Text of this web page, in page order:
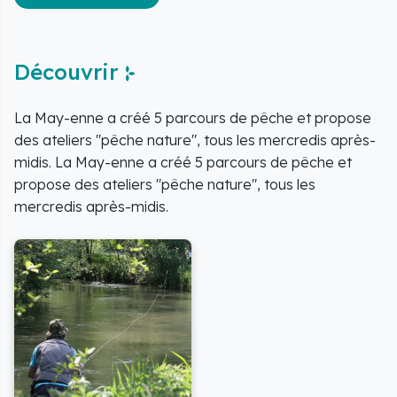
Découvrir
La May-enne a créé 5 parcours de pêche et propose
des ateliers "pêche nature", tous les mercredis après-
midis. La May-enne a créé 5 parcours de pêche et
propose des ateliers "pêche nature", tous les
mercredis après-midis.